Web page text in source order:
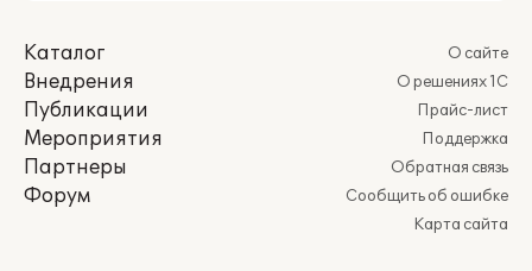
Каталог
Внедрения
Публикации
Мероприятия
Партнеры
Форум
О сайте
О решениях 1С
Прайс-лист
Поддержка
Обратная связь
Сообщить об ошибке
Карта сайта